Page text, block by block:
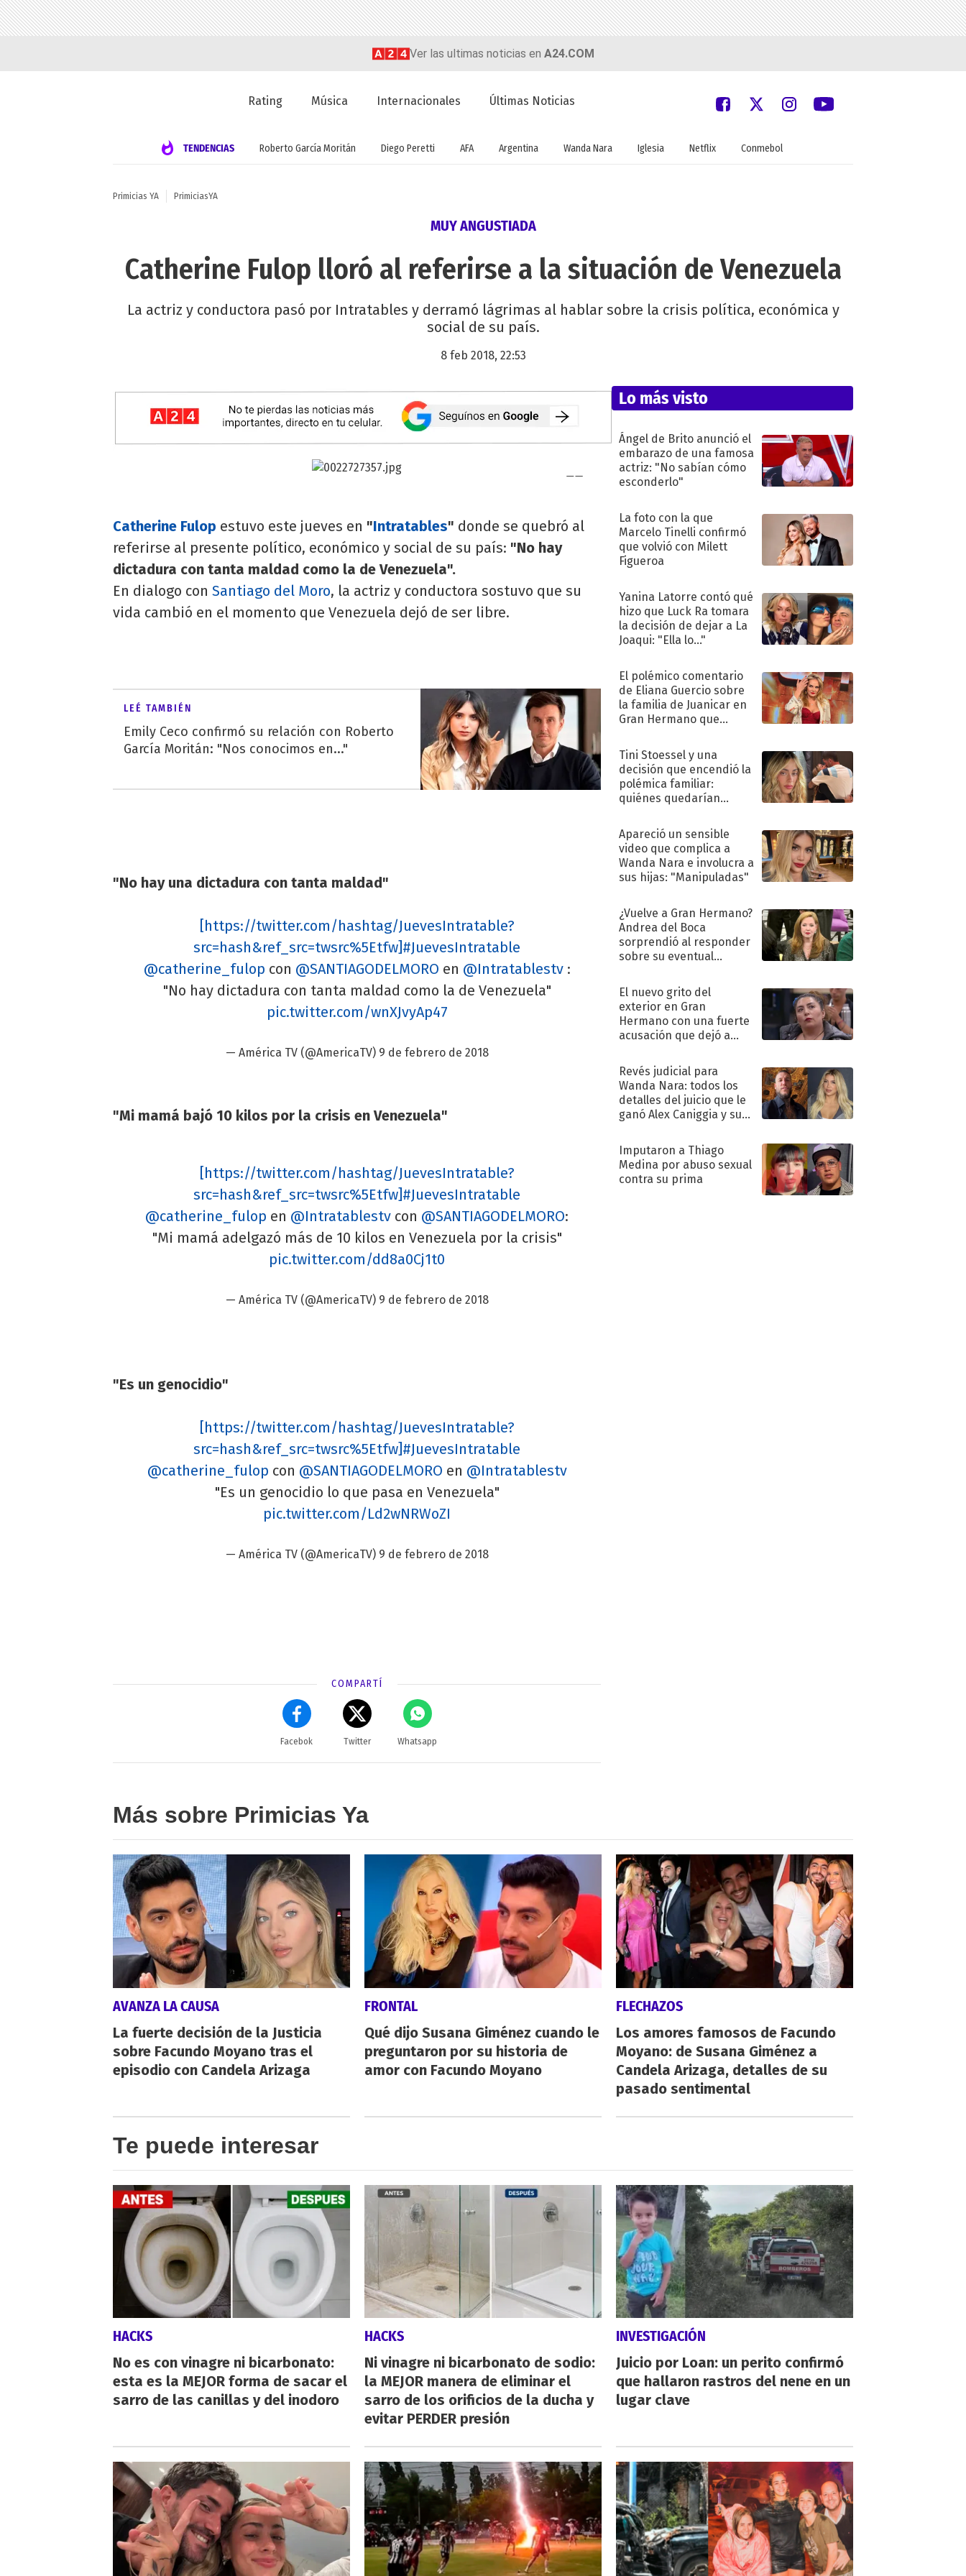
Ver las ultimas noticias en A24.COM
Rating Música Internacionales Últimas Noticias
TENDENCIAS Roberto García Moritán Diego Peretti AFA Argentina Wanda Nara Iglesia Netflix Conmebol
Primicias YA PrimiciasYA
MUY ANGUSTIADA
Catherine Fulop lloró al referirse a la situación de Venezuela
La actriz y conductora pasó por Intratables y derramó lágrimas al hablar sobre la crisis política, económica y
social de su país.
8 feb 2018, 22:53
Catherine Fulop estuvo este jueves en "Intratables" donde se quebró al
referirse al presente político, económico y social de su país: "No hay
dictadura con tanta maldad como la de Venezuela".
En dialogo con Santiago del Moro, la actriz y conductora sostuvo que su
vida cambió en el momento que Venezuela dejó de ser libre.
LEÉ TAMBIÉN
Emily Ceco confirmó su relación con Roberto
García Moritán: "Nos conocimos en..."
"No hay una dictadura con tanta maldad"
[https://twitter.com/hashtag/JuevesIntratable?
src=hash&ref_src=twsrc%5Etfw]#JuevesIntratable
@catherine_fulop con @SANTIAGODELMORO en @Intratablestv:
"No hay dictadura con tanta maldad como la de Venezuela"
pic.twitter.com/wnXJvyAp47
— América TV (@AmericaTV) 9 de febrero de 2018
"Mi mamá bajó 10 kilos por la crisis en Venezuela"
[https://twitter.com/hashtag/JuevesIntratable?
src=hash&ref_src=twsrc%5Etfw]#JuevesIntratable
@catherine_fulop en @Intratablestv con @SANTIAGODELMORO:
"Mi mamá adelgazó más de 10 kilos en Venezuela por la crisis"
pic.twitter.com/dd8a0Cj1t0
— América TV (@AmericaTV) 9 de febrero de 2018
"Es un genocidio"
[https://twitter.com/hashtag/JuevesIntratable?
src=hash&ref_src=twsrc%5Etfw]#JuevesIntratable
@catherine_fulop con @SANTIAGODELMORO en @Intratablestv
"Es un genocidio lo que pasa en Venezuela"
pic.twitter.com/Ld2wNRWoZI
— América TV (@AmericaTV) 9 de febrero de 2018
COMPARTÍ
Facebok Twitter Whatsapp
Lo más visto
Ángel de Brito anunció el
embarazo de una famosa
actriz: "No sabían cómo
esconderlo"
La foto con la que
Marcelo Tinelli confirmó
que volvió con Milett
Figueroa
Yanina Latorre contó qué
hizo que Luck Ra tomara
la decisión de dejar a La
Joaqui: "Ella lo..."
El polémico comentario
de Eliana Guercio sobre
la familia de Juanicar en
Gran Hermano que
Tini Stoessel y una
decisión que encendió la
polémica familiar:
quiénes quedarían
Apareció un sensible
video que complica a
Wanda Nara e involucra a
sus hijas: "Manipuladas"
¿Vuelve a Gran Hermano?
Andrea del Boca
sorprendió al responder
sobre su eventual
El nuevo grito del
exterior en Gran
Hermano con una fuerte
acusación que dejó a
"Traidora"
Revés judicial para
Wanda Nara: todos los
detalles del juicio que le
ganó Alex Caniggia y sus
Imputaron a Thiago
Medina por abuso sexual
contra su prima
Más sobre Primicias Ya
AVANZA LA CAUSA
La fuerte decisión de la Justicia
sobre Facundo Moyano tras el
episodio con Candela Arizaga
FRONTAL
Qué dijo Susana Giménez cuando le
preguntaron por su historia de
amor con Facundo Moyano
FLECHAZOS
Los amores famosos de Facundo
Moyano: de Susana Giménez a
Candela Arizaga, detalles de su
pasado sentimental
Te puede interesar
HACKS
No es con vinagre ni bicarbonato:
esta es la MEJOR forma de sacar el
sarro de las canillas y del inodoro
HACKS
Ni vinagre ni bicarbonato de sodio:
la MEJOR manera de eliminar el
sarro de los orificios de la ducha y
evitar PERDER presión
INVESTIGACIÓN
Juicio por Loan: un perito confirmó
que hallaron rastros del nene en un
lugar clave